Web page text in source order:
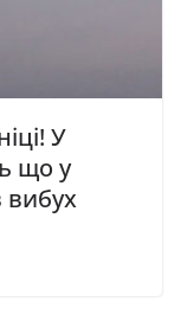
У
що у
вибух